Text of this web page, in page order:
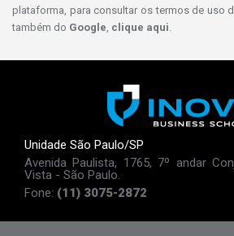
plataforma, para consultar os termos de uso
também do Google, clique aqui.
Unidade São Paulo/SP
Avenida Paulista, 1765, 7º andar
Vista - São Paulo.
Fone: (11) 3075-2872